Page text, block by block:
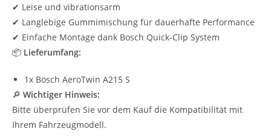
✔ Leise und vibrationsarm
✔ Langlebige Gummimischung für dauerhafte Performance
✔ Einfache Montage dank Bosch Quick-Clip System
📦 Lieferumfang:
1x Bosch AeroTwin A215 S
🔎 Wichtiger Hinweis:
Bitte überprüfen Sie vor dem Kauf die Kompatibilität mit
Ihrem Fahrzeugmodell.